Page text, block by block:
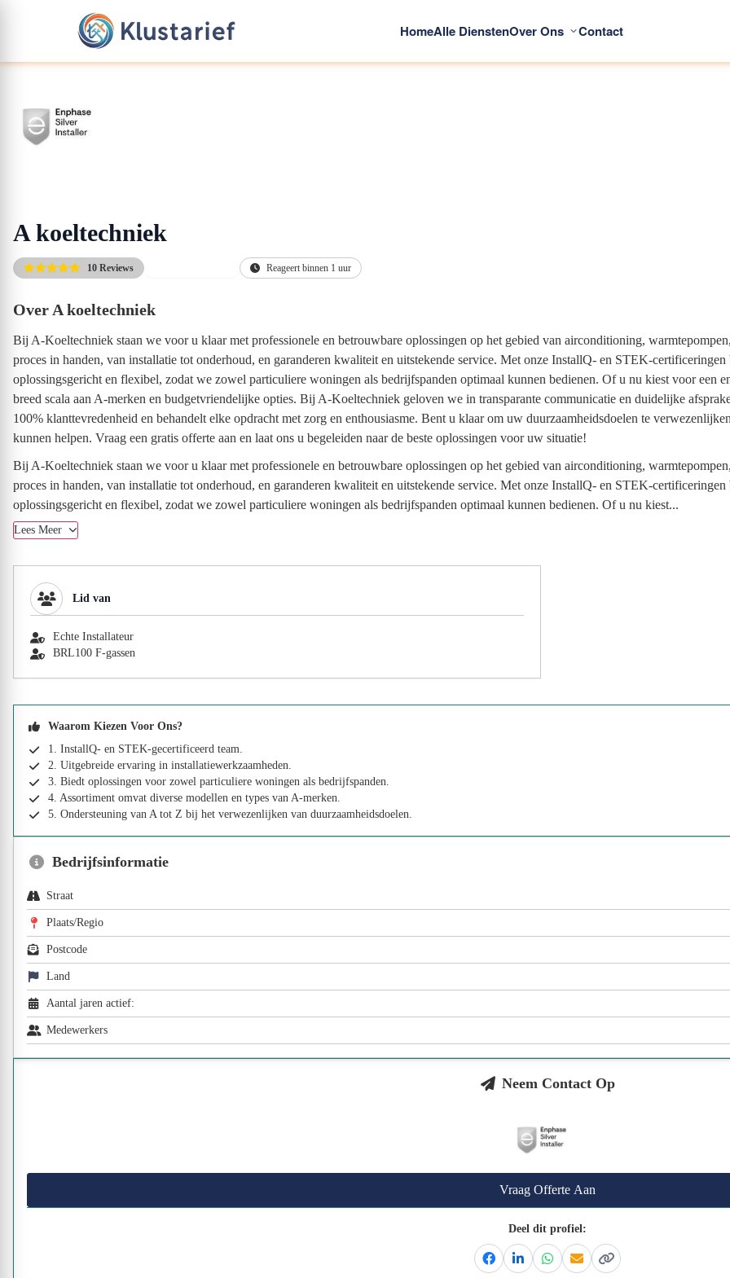
HomeAlle DienstenOver Ons Contact
A koeltechniek
10 Reviews Reageert binnen 1 uur
Over A koeltechniek
Bij A-Koeltechniek staan we voor u klaar met professionele en betrouwbare oplossingen op het gebied van airconditioning,
proces in handen, van installatie tot onderhoud, en garanderen kwaliteit en uitstekende service. Met onze InstallQ- en STEK-
oplossingsgericht en flexibel, zodat we zowel particuliere woningen als bedrijfspanden optimaal kunnen bedienen. Of u nu kiest voor een
breed scala aan A-merken en budgetvriendelijke opties. Bij A-Koeltechniek geloven we in transparante communicatie en duidelijke
100% klanttevredenheid en behandelt elke opdracht met zorg en enthousiasme. Bent u klaar om uw duurzaamheidsdoelen te
kunnen helpen. Vraag een gratis offerte aan en laat ons u begeleiden naar de beste oplossingen voor uw situatie!
Bij A-Koeltechniek staan we voor u klaar met professionele en betrouwbare oplossingen op het gebied van airconditioning,
proces in handen, van installatie tot onderhoud, en garanderen kwaliteit en uitstekende service. Met onze InstallQ- en STEK-
oplossingsgericht en flexibel, zodat we zowel particuliere woningen als bedrijfspanden optimaal kunnen bedienen. Of u nu kiest...
Lees Meer
Lid van
Echte Installateur
BRL100 F-gassen
Waarom Kiezen Voor Ons?
1. InstallQ- en STEK-gecertificeerd team.
2. Uitgebreide ervaring in installatiewerkzaamheden.
3. Biedt oplossingen voor zowel particuliere woningen als bedrijfspanden.
4. Assortiment omvat diverse modellen en types van A-merken.
5. Ondersteuning van A tot Z bij het verwezenlijken van duurzaamheidsdoelen.
Bedrijfsinformatie
Straat
Plaats/Regio
Postcode
Land
Aantal jaren actief:
Medewerkers
Neem Contact Op
Vraag Offerte Aan
Deel dit profiel:
FacebookLinkedinWhatsapp
EmailKopieer link